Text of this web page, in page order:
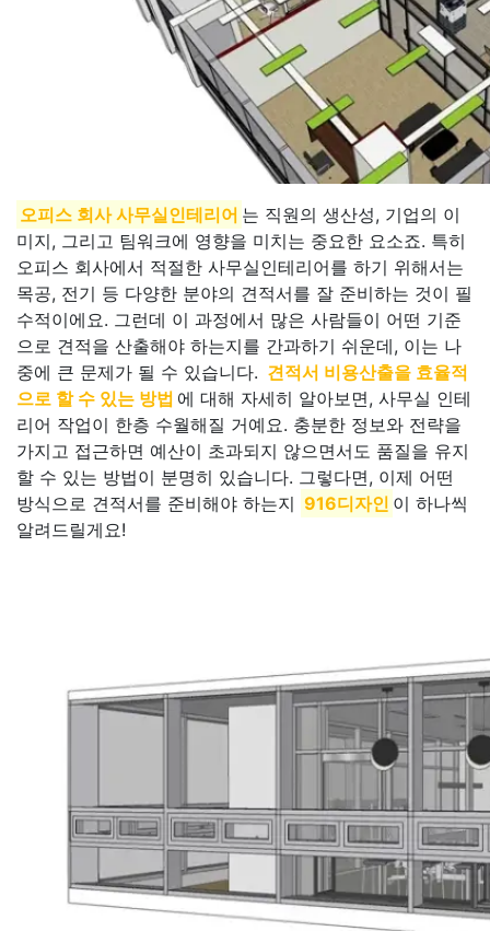
오피스 회사 사무실인테리어 는 직원의 생산성, 기업의 이
미지, 그리고 팀워크에 영향을 미치는 중요한 요소죠. 특히
오피스 회사에서 적절한 사무실인테리어를 하기 위해서는
목공, 전기 등 다양한 분야의 견적서를 잘 준비하는 것이 필
수적이에요. 그런데 이 과정에서 많은 사람들이 어떤 기준
으로 견적을 산출해야 하는지를 간과하기 쉬운데, 이는 나
중에 큰 문제가 될 수 있습니다. 견적서 비용산출을 효율적
으로 할 수 있는 방법 에 대해 자세히 알아보면, 사무실 인테
리어 작업이 한층 수월해질 거예요. 충분한 정보와 전략을
가지고 접근하면 예산이 초과되지 않으면서도 품질을 유지
할 수 있는 방법이 분명히 있습니다. 그렇다면, 이제 어떤
방식으로 견적서를 준비해야 하는지 916디자인 이 하나씩
알려드릴게요!